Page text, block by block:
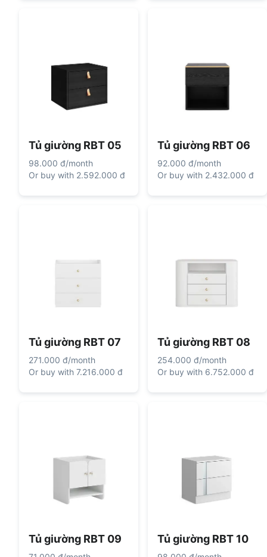
Tủ giường RBT 05
98.000 đ/month
Or buy with 2.592.000 đ
Tủ giường RBT 06
92.000 đ/month
Or buy with 2.432.000 đ
Tủ giường RBT 07
271.000 đ/month
Or buy with 7.216.000 đ
Tủ giường RBT 08
254.000 đ/month
Or buy with 6.752.000 đ
Tủ giường RBT 09 Tủ giường RBT 10